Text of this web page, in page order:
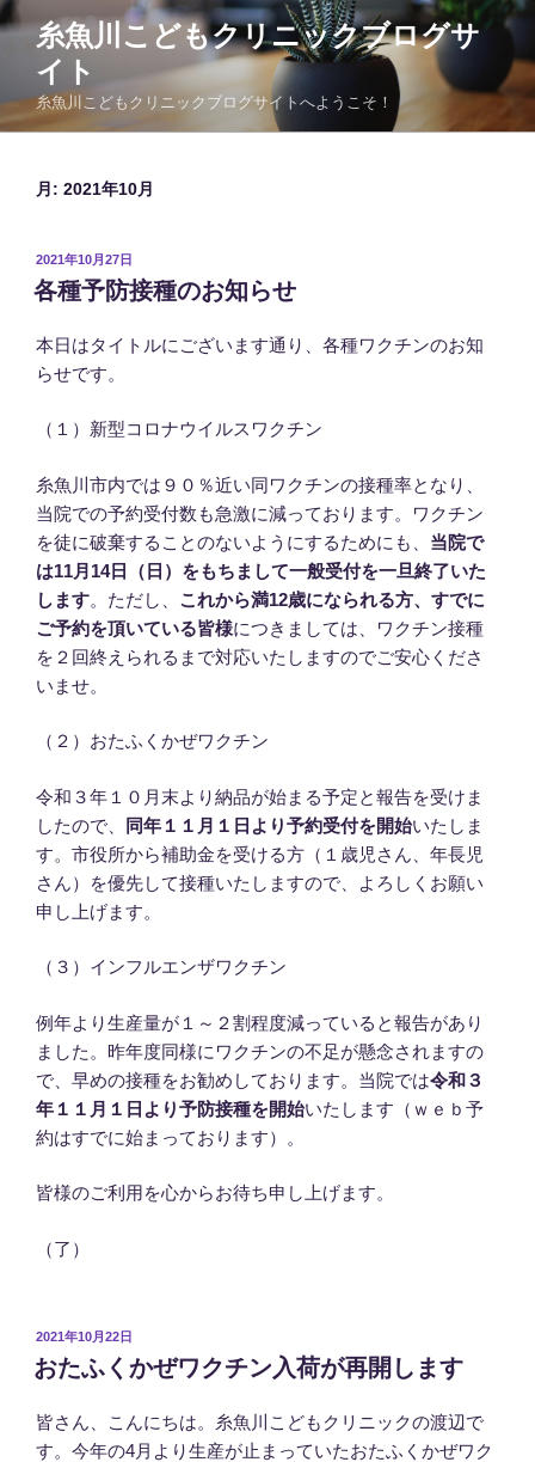
コ
ン
ツ
糸魚川こどもクリニックブログサ
イト
糸魚川こどもクリニックブログサイトへようこそ！
月: 2021年10月
投
稿
日:
2021年10月27日
各種予防接種のお知らせ
本日はタイトルにございます通り、各種ワクチンのお知
らせです。
（１）新型コロナウイルスワクチン
糸魚川市内では９０％近い同ワクチンの接種率となり、
当院での予約受付数も急激に減っております。ワクチン
を徒に破棄することのないようにするためにも、 当院で
は11月14日（日）をもちまして一般受付を一旦終了いた
します。ただし、 これから満12歳になられる方、すでに
ご予約を頂いている皆様につきましては、ワクチン接種
を２回終えられるまで対応いたしますのでご安心くださ
いませ。
（２）おたふくかぜワクチン
令和３年１０月末より納品が始まる予定と報告を受けま
したので、
同年１１月１日より予約受付を開始いたしま
す。市役所から補助金を受ける方（１歳児さん、年長児
さん）を優先して接種いたしますので、よろしくお願い
申し上げます。
（３）インフルエンザワクチン
例年より生産量が１～２割程度減っていると報告があり
ました。昨年度同様にワクチンの不足が懸念されますの
で、早めの接種をお勧めしております。当院では令和３
年１１月１日より予防接種を開始いたします（ｗｅｂ予
約はすでに始まっております）。
皆様のご利用を心からお待ち申し上げます。
（了）
投
稿
日:
2021年10月22日
おたふくかぜワクチン入荷が再開します
皆さん、こんにちは。糸魚川こどもクリニックの渡辺で
す。今年の4月より生産が止まっていたおたふくかぜワク